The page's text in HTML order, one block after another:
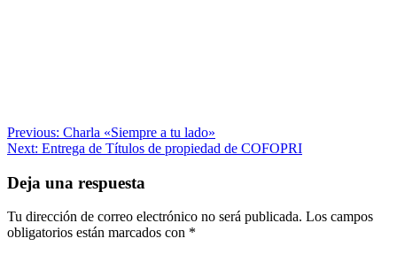
Navegación
de
entradas
Previous: Charla «Siempre a tu lado»
Next: Entrega de Títulos de propiedad de COFOPRI
Deja una respuesta
Tu dirección de correo electrónico no será publicada. Los campos
obligatorios están marcados con *